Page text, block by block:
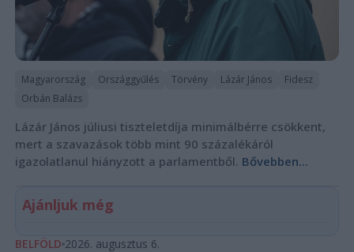
Magyarország Országgyűlés Törvény Lázár János
Fidesz
Orbán Balázs
Lázár János júliusi tiszteletdíja minimálbérre csökkent,
mert a szavazások több mint 90 százalékáról
igazolatlanul hiányzott a parlamentből. Bővebben...
Ajánljuk még
BELFÖLD 2026. augusztus 6.